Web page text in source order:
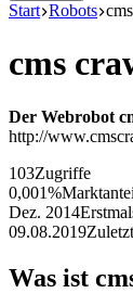
Start Robots
cms
Der Webrobot
http://
103Zugriffe
0,001%
Dez. 2014
09.08.2019
Was ist